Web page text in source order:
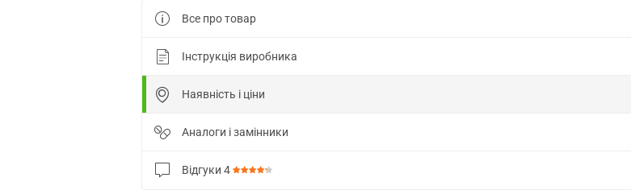
Все про товар
Інструкція виробника
Наявність і ціни
Аналоги і замінники
Відгуки 4